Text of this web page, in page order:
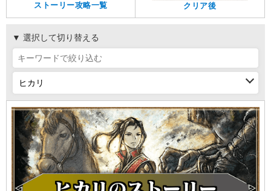
ストーリー攻略一覧 クリア後
▼ 選択して切り替える